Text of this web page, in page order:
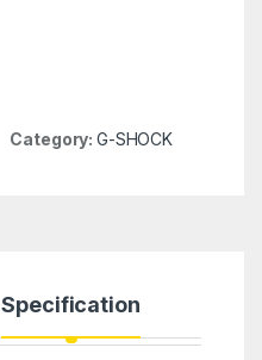
Category: G-SHOCK
Specification